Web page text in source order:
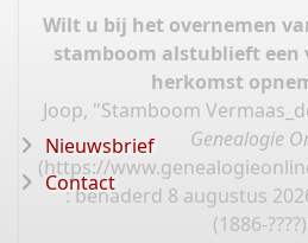
Wilt u bij het overnemen
stamboom alstublieft een
herkomst
Joop, "Stamboom
Genealogie
(https://
: benaderd 8 augustus
(1886-
Nieuwsbrief
Contact